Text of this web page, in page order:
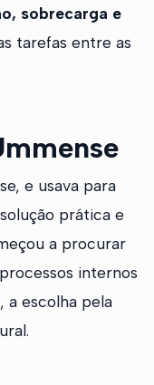
sobrecarga e
tarefas entre as
e usava para
prática e
a procurar
internos
a escolha pela